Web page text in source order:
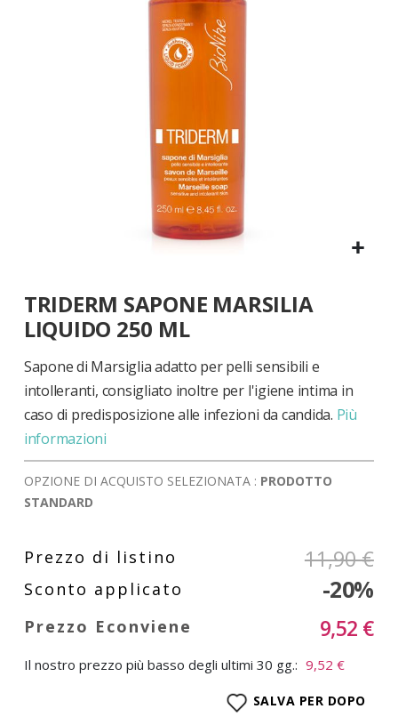
all'inizio
della
galleria
di
immagini
TRIDERM SAPONE MARSILIA
LIQUIDO 250 ML
Sapone di Marsiglia adatto per pelli sensibili e
intolleranti, consigliato inoltre per l'igiene intima in
caso di predisposizione alle infezioni da candida. Più
informazioni
OPZIONE DI ACQUISTO SELEZIONATA : PRODOTTO
STANDARD
11,90 €
-20%
9,52 €
Il nostro prezzo più basso degli ultimi 30 gg.: 9,52 €
SALVA PER DOPO